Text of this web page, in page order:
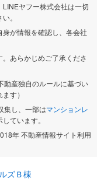
ヤフー株式会社は一切
。
が情報を確認し、各会社
あらかじめご了承くださ
動産独自のルールに基づい
す）
集し、一部はマンションレ
ています。
年 不動産情報サイト利用
ズＢ棟